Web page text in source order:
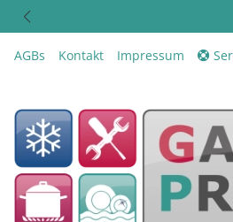
AGBs Kontakt Impressum